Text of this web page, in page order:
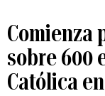
Comienza
sobre 600
Católica